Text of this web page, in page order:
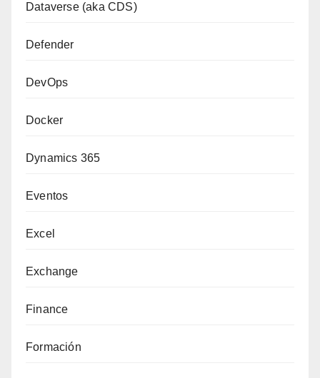
Dataverse (aka CDS)
Defender
DevOps
Docker
Dynamics 365
Eventos
Excel
Exchange
Finance
Formación